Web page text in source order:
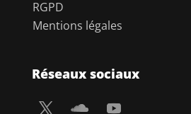
RGPD
Mentions légales
Réseaux sociaux